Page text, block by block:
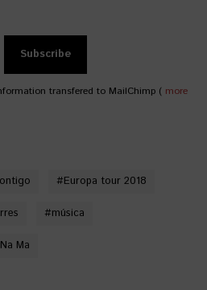
transfered to MailChimp ( more
#Europa tour 2018
#música
Ma